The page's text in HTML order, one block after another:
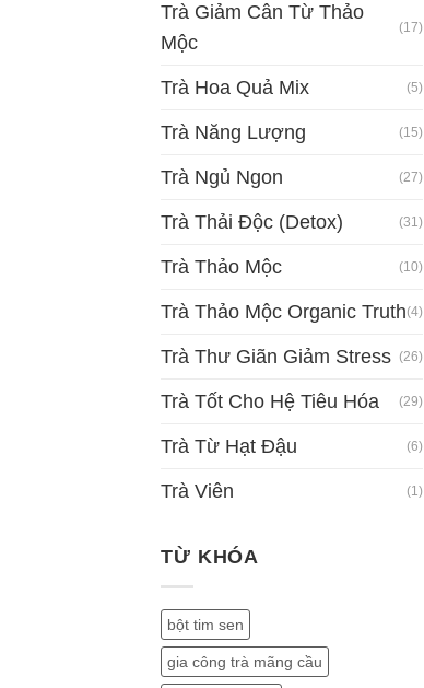
Trà Giảm Cân Từ Thảo
Mộc
(17)
Trà Hoa Quả Mix (5)
Trà Năng Lượng (15)
Trà Ngủ Ngon (27)
Trà Thải Độc (Detox) (31)
Trà Thảo Mộc (10)
Trà Thảo Mộc Organic Truth(4)
Trà Thư Giãn Giảm Stress (26)
Trà Tốt Cho Hệ Tiêu Hóa (29)
Trà Từ Hạt Đậu (6)
Trà Viên (1)
TỪ KHÓA
bột tim sen
gia công trà mãng cầu